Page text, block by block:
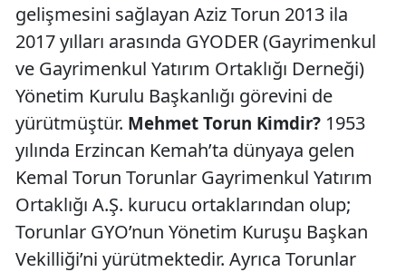
gelişmesini sağlayan Aziz Torun 2013 ila
2017 yılları arasında GYODER (Gayrimenkul
ve Gayrimenkul Yatırım Ortaklığı Derneği)
Yönetim Kurulu Başkanlığı görevini de
yürütmüştür. Mehmet Torun Kimdir? 1953
yılında Erzincan Kemah’ta dünyaya gelen
Kemal Torun Torunlar Gayrimenkul Yatırım
Ortaklığı A.Ş. kurucu ortaklarından olup;
Torunlar GYO’nun Yönetim Kuruşu Başkan
Vekilliği’ni yürütmektedir. Ayrıca Torunlar